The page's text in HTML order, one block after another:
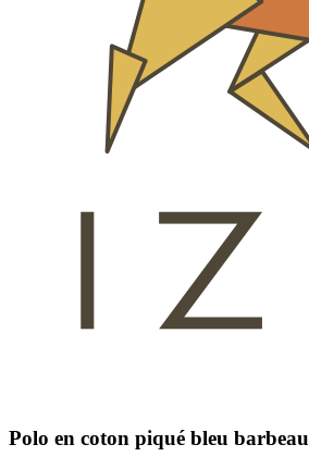
Polo en coton piqué bleu barbeau